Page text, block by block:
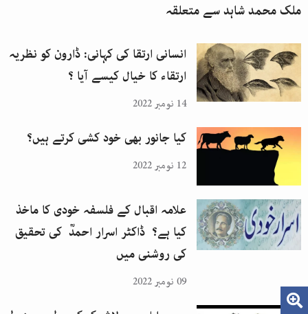
ملک محمد شاہدسے متعلقہ
انسانی ارتقا کی کہانی: ڈارون کو نظریہ
ارتقاء کا خیال کیسے آیا ؟
14 نومبر 2022
کیا جانور بھی خود کشی کرتے ہیں؟
12 نومبر 2022
علامہ اقبال کے فلسفہ خودی کا ماخذ
کیا ہے؟ ڈاکٹر اسرار احمدؒ کی تحقیق
کی روشنی میں
09 نومبر 2022